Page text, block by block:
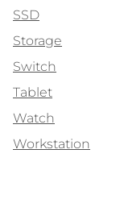
SSD
Storage
Switch
Tablet
Watch
Workstation